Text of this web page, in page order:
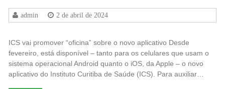
admin 2 de abril de 2024
ICS vai promover “oficina” sobre o novo aplicativo Desde
fevereiro, está disponível – tanto para os celulares que usam o
sistema operacional Android quanto o iOS, da Apple – o novo
aplicativo do Instituto Curitiba de Saúde (ICS). Para auxiliar…